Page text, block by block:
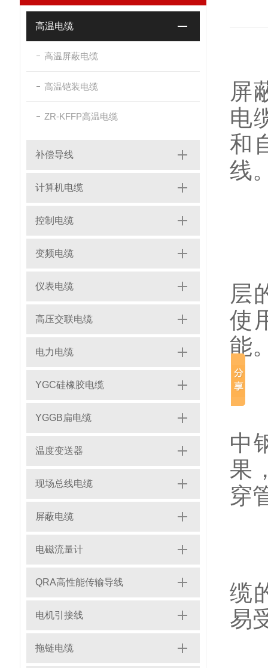
高温电缆
高温屏蔽电缆
高温铠装电缆
ZR-KFFP高温电缆
补偿导线
计算机电缆
控制电缆
变频电缆
仪表电缆
高压交联电缆
电力电缆
YGC硅橡胶电缆
YGGB扁电缆
温度变送器
现场总线电缆
屏蔽电缆
电磁流量计
QRA高性能传输导线
电机引接线
拖链电缆
屏
电
和
线
层
使
能
中
果
穿
缆
易